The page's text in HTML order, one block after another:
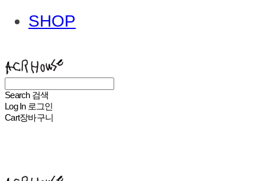
SHOP
Search 검색
Log In 로그인
Cart장바구니